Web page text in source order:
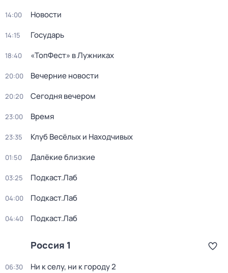
14:00 Новости
14:15 Государь
18:40 «ТопФест» в Лужниках
20:00 Вечерние новости
20:20 Сегодня вечером
23:00 Время
23:35 Клуб Весёлых и Находчивых
01:50 Далёкие близкие
03:25 Подкаст.Лаб
04:00 Подкаст.Лаб
04:40 Подкаст.Лаб
Россия 1
06:30 Ни к селу, ни к городу 2